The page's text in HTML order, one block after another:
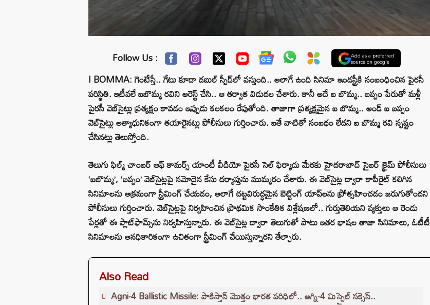
Follow Us : Add as a preferred
source on google
I BOMMA: గెంటేస్తే.. గేటు కూడా డబుల్ స్పీడ్‌లో వస్తుంది.. అలాగే ఉంది సినిమా ఇండస్ట్రీకి సంబంధించిన పైరసీ
పరిస్థితి. ఇటీవలే ఐబొమ్మ రవిని అరెస్ట్ చేసి.. ఆ తర్వాత విడుదల చేశారు. కానీ అదే ఐ బొమ్మ.. బప్పం పేరుతో మళ్లీ
పైరసీ వెబ్‌సైట్లు ప్రత్యక్షం కావడం ఇప్పుడు కలకలం రేపుతోంది. తాజాగా ప్రత్యక్షమైన ఐ బొమ్మ.. అండ్ ఐ బప్పం
వెబ్‌సైట్లు అత్యాధునికంగా తయారైనట్లు పోలీసులు గుర్తించారు. ఐతే వాటితో సంబధం లేదని ఐ బొమ్మ రవి స్పష్టం
చేసినట్లు తెలుస్తోంది.
తెలుగు ఫిల్మ్‌ చాంబర్‌ ఆఫ్‌ కామర్స్‌ యాంటీ వీడియో పైరసీ సెల్‌ ఫిర్యాదు మేరకు హైదరాబాద్‌ సైబర్‌ క్రైమ్‌ పోలీసులు
‘ఐబొమ్మ’, ‘బప్పం’ వెబ్‌సైట్లపై నమోదైన కేసు దర్యాప్తును ముమ్మరం చేశారు. ఈ వెబ్‌సైట్ల ద్వారా కాపీరైట్‌ కలిగిన
సినిమాలను అక్రమంగా స్ట్రీమింగ్‌ చేయడం, అలాగే చట్టవిరుద్ధమైన బెట్టింగ్‌ యాప్‌లను ప్రోత్సహించడం జరుగుతోందని
పోలీసులు గుర్తించారు. వెబ్‌సైట్లపై నిర్వహించిన ప్రాథమిక సాంకేతిక విశ్లేషణలో.. గుర్తుతెలియని వ్యక్తులు ఆ రెండు
పేర్లతో ఈ ప్లాట్‌ఫామ్స్‌ను నిర్వహిస్తున్నారు. ఈ వెబ్‌సైట్ల ద్వారా తెలుగుతో పాటు ఇతర భాషల తాజా సినిమాలు, ఓటీటీ
సినిమాలను అనధికారికంగా ఉచితంగా స్ట్రీమింగ్‌ చేయిస్తున్నారని తేల్చారు.
Also Read
Agni-4 Ballistic Missile: పాకిస్తాన్ మొత్తం భారత పరిధిలో.. అగ్ని-4 మిస్సైల్ సక్సెస్..